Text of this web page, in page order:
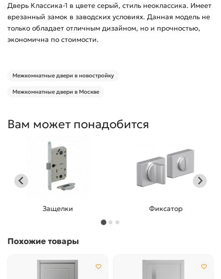
Дверь Классика-1 в цвете серый, стиль неоклассика. Имеет
врезанный замок в заводских условиях. Данная модель не
только обладает отличным дизайном, но и прочностью,
экономична по стоимости.
Межкомнатные двери в новостройку
Межкомнатные двери в Москве
Вам может понадобится
Защелки Фиксатор
Похожие товары